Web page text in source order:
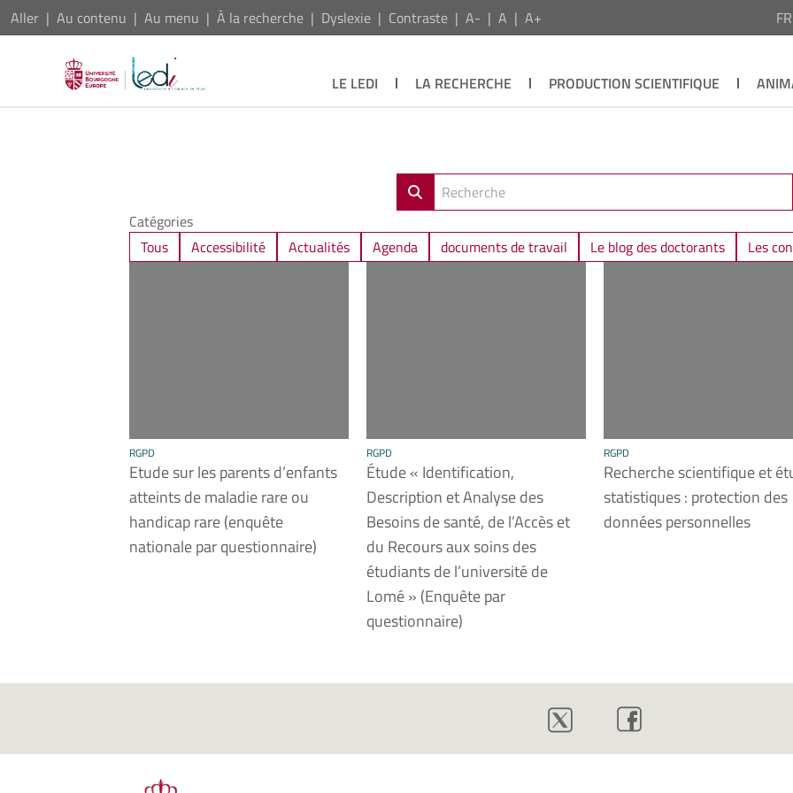
Aller Au contenu Au menu À la recherche Dyslexie Contraste A- A A+
LE LEDI LA RECHERCHE PRODUCTION SCIENTIFIQUE
Catégories
Tous
Accessibilité Actualités Agenda documents de travail Le blog des doctorants Les
RGPD
Etude sur les parents d’enfants
atteints de maladie rare ou
handicap rare (enquête
nationale par questionnaire)
RGPD
Étude « Identification,
Description et Analyse des
Besoins de santé, de l’Accès et
du Recours aux soins des
étudiants de l’université de
Lomé » (Enquête par
questionnaire)
RGPD
Recherche scientifique et
statistiques : protection des
données personnelles